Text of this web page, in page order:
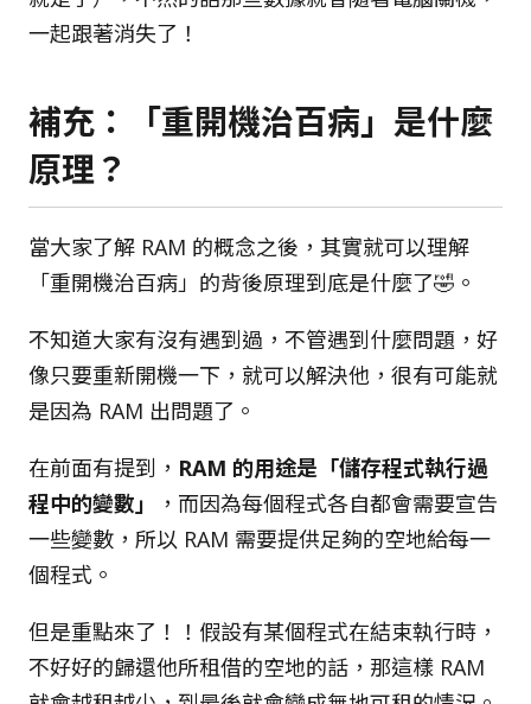
一起跟著消失了！
補充：「重開機治百病」是什麼
原理？
當大家了解 RAM 的概念之後，其實就可以理解
「重開機治百病」的背後原理到底是什麼了🤣。
不知道大家有沒有遇到過，不管遇到什麼問題，好
像只要重新開機一下，就可以解決他，很有可能就
是因為 RAM 出問題了。
在前面有提到， RAM 的用途是「儲存程式執行過
程中的變數」
，而因為每個程式各自都會需要宣告
一些變數，所以 RAM 需要提供足夠的空地給每一
個程式。
但是重點來了！！假設有某個程式在結束執行時，
不好好的歸還他所租借的空地的話，那這樣 RAM